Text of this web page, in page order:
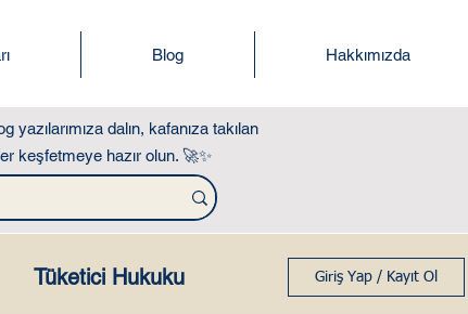
Blog Hakkımızda
dalın, kafanıza takılan
keşfetmeye hazır olun. 🚀✨
Tüketici Hukuku Giriş Yap / Kayıt Ol